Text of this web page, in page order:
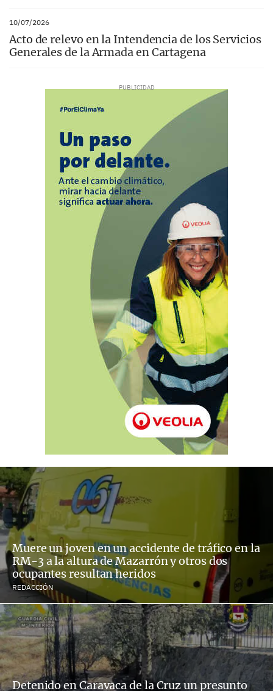
10/07/2026
Acto de relevo en la Intendencia de los Servicios
Generales de la Armada en Cartagena
Muere un joven en un accidente de tráfico en la
RM-3 a la altura de Mazarrón y otros dos
ocupantes resultan heridos
REDACCIÓN
Detenido en Caravaca de la Cruz un presunto